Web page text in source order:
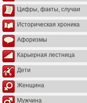
Цифры, факты, случаи
Историческая хроника
Афоризмы
Карьерная лестница
Дети
Женщина
Мужчина